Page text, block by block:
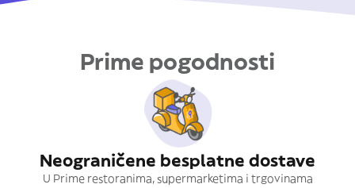
Prime pogodnosti
Neograničene besplatne dostave
U Prime restoranima, supermarketima i trgovinama